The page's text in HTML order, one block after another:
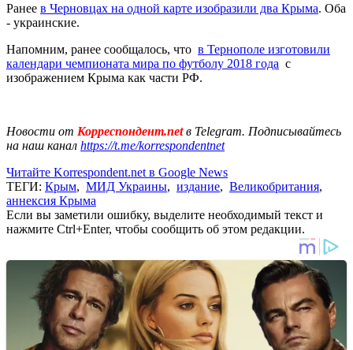
Ранее в Черновцах на одной карте изобразили два Крыма. Оба
- украинские.
Напомним, ранее сообщалось, что в Тернополе изготовили
календари чемпионата мира по футболу 2018 года с
изображением Крыма как части РФ.
Новости от Корреспондент.netв Telegram. Подписывайтесь
на наш канал https://t.me/korrespondentnet
Читайте Korrespondent.net в Google News
ТЕГИ: Крым, МИД Украины, издание, Великобритания,
аннексия Крыма
Если вы заметили ошибку, выделите необходимый текст и
нажмите Ctrl+Enter, чтобы сообщить об этом редакции.